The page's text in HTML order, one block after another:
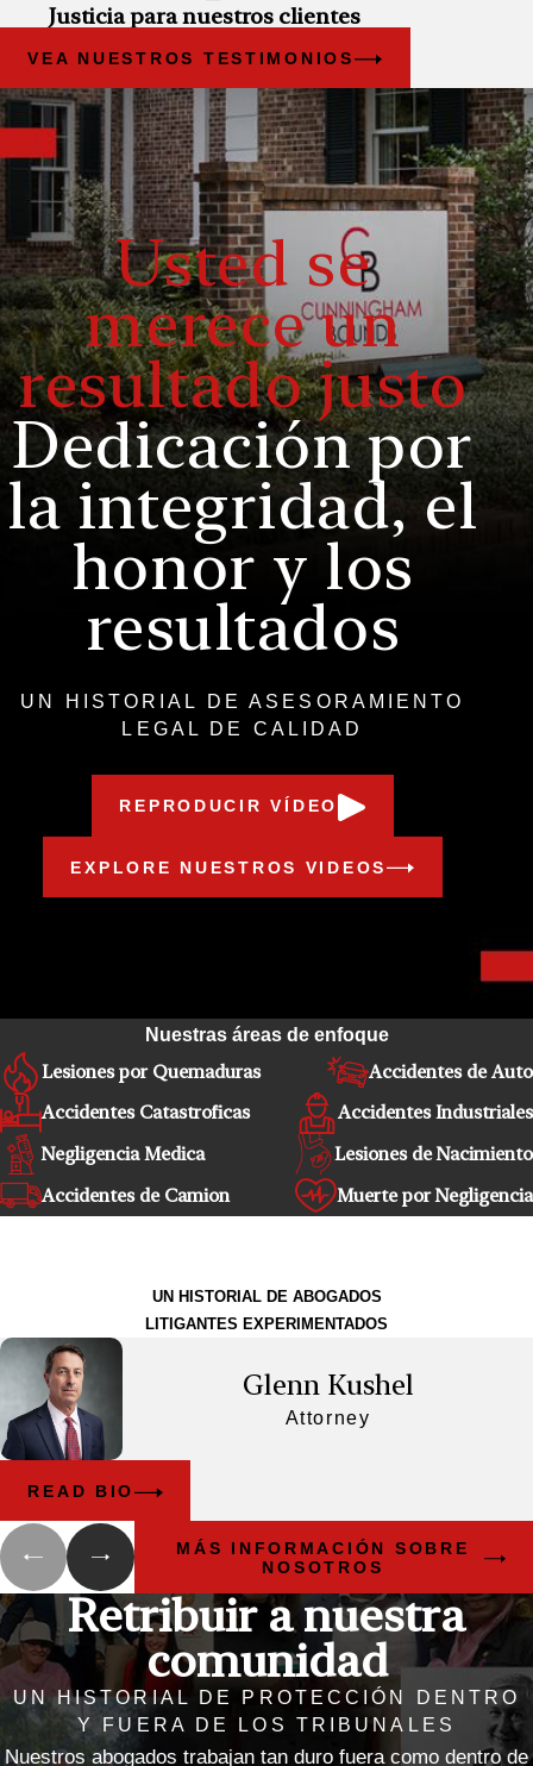
Justicia para nuestros clientes
VEA NUESTROS TESTIMONIOS
Usted se
merece un
resultado justo
Dedicación por
la integridad, el
honor y los
resultados
UN HISTORIAL DE ASESORAMIENTO
LEGAL DE CALIDAD
REPRODUCIR VÍDEO
EXPLORE NUESTROS VIDEOS
Nuestras áreas de enfoque
Lesiones por Quemaduras
Accidentes de Auto
Accidentes Catastroficas
Accidentes Industriales
Negligencia Medica
Lesiones de Nacimiento
Accidentes de Camion
Muerte por Negligencia
UN HISTORIAL DE ABOGADOS
LITIGANTES EXPERIMENTADOS
Glenn Kushel
Attorney
READ BIO
MÁS INFORMACIÓN SOBRE
NOSOTROS
Retribuir a nuestra
comunidad
UN HISTORIAL DE PROTECCIÓN DENTRO
Y FUERA DE LOS TRIBUNALES
Nuestros abogados trabajan tan duro fuera como dentro de